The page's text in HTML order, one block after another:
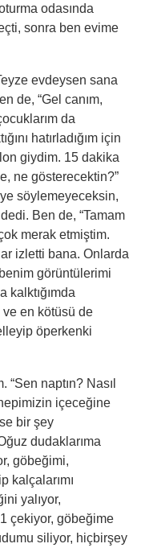
odasında
sonra ben evime
evdeysen sana
de, “Gel canım,
da
hatırladığım için
giydim. 15 dakika
ne gösterecektin?”
söylemeyeceksin,
Ben de, “Tamam
merak etmiştim.
izletti bana. Onlarda
görüntülerimi
kalktığımda
ve en kötüsü de
öperkenki
“Sen naptın? Nasıl
içeceğine
bir şey
dudaklarıma
göbeğimi,
kalçalarımı
yalıyor,
çekiyor, göbeğime
siliyor, hiçbirşey